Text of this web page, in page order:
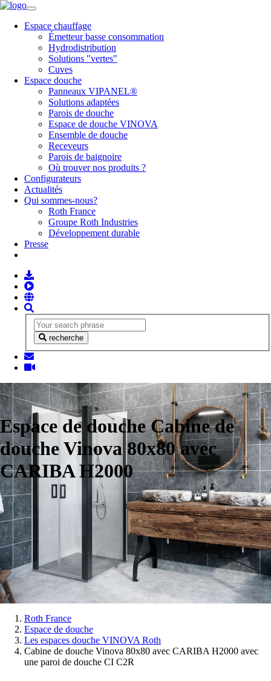
Espace chauffage
Émetteur basse consommation
Hydrodistribution
Solutions "vertes"
Cuves
Espace douche
Panneaux VIPANEL®
Solutions adaptées
Parois de douche
Espace de douche VINOVA
Ensemble de douche
Receveurs
Parois de baignoire
Où trouver nos produits ?
Configurateurs
Actualités
Qui sommes-nous?
Roth France
Groupe Roth Industries
Développement durable
Presse
recherche
Espace de douche Cabine de
douche Vinova 80x80 avec
CARIBA H2000
Vous
êtes
Roth France
Espace de douche
Les espaces douche VINOVA Roth
Cabine de douche Vinova 80x80 avec CARIBA H2000 avec
une paroi de douche CI C2R